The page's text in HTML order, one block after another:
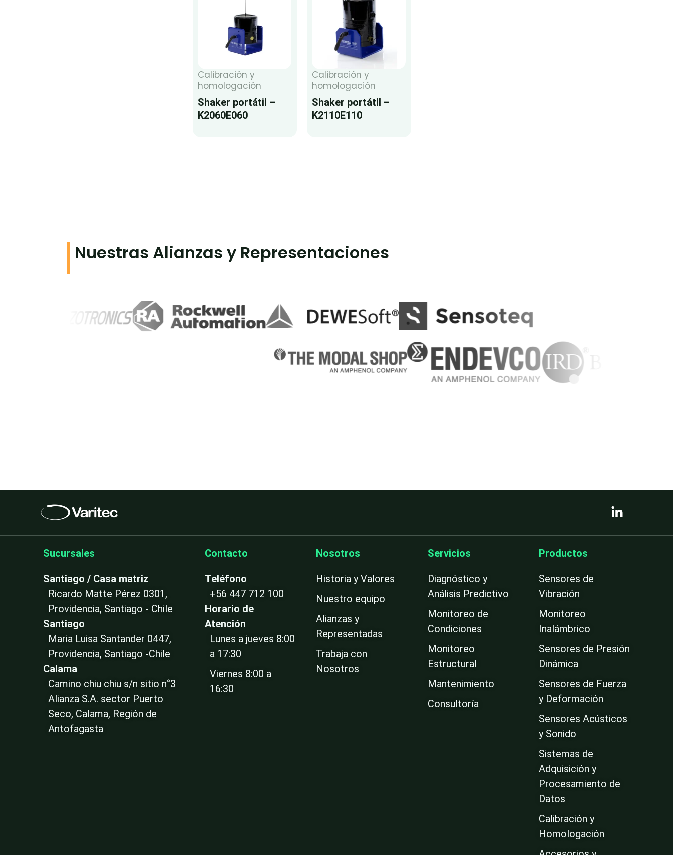
Calibración y
homologación
Shaker portátil –
K2060E060
Calibración y
homologación
Shaker portátil –
K2110E110
Nuestras Alianzas y Representaciones
i
k
Sucursales
Santiago / Casa matriz
Ricardo Matte Pérez 0301,
Providencia, Santiago - Chile
Santiago
Maria Luisa Santander 0447,
Providencia, Santiago -Chile
Calama
Camino chiu chiu s/n sitio n°3
Alianza S.A. sector Puerto
Seco, Calama, Región de
Antofagasta
Contacto
Teléfono
+56 447 712 100
Horario de
Atención
Lunes a jueves 8:00
a 17:30
Viernes 8:00 a
16:30
Nosotros
Historia y Valores
Nuestro equipo
Alianzas y
Representadas
Trabaja con
Nosotros
Servicios
Diagnóstico y
Análisis Predictivo
Monitoreo de
Condiciones
Monitoreo
Estructural
Mantenimiento
Consultoría
Productos
Sensores de
Vibración
Monitoreo
Inalámbrico
Sensores de Presión
Dinámica
Sensores de Fuerza
y Deformación
Sensores Acústicos
y Sonido
Sistemas de
Adquisición y
Procesamiento de
Datos
Calibración y
Homologación